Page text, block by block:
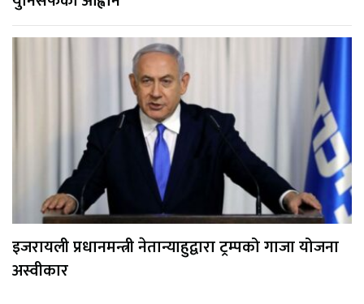
इजरायली प्रधानमन्त्री नेतान्याहुद्वारा ट्रम्पको गाजा योजना
अस्वीकार